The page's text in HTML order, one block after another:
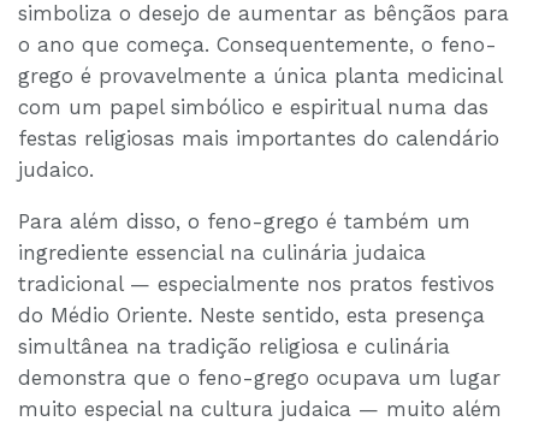
simboliza o desejo de aumentar as bênçãos para
o ano que começa. Consequentemente, o feno-
grego é provavelmente a única planta medicinal
com um papel simbólico e espiritual numa das
festas religiosas mais importantes do calendário
judaico.
Para além disso, o feno-grego é também um
ingrediente essencial na culinária judaica
tradicional — especialmente nos pratos festivos
do Médio Oriente. Neste sentido, esta presença
simultânea na tradição religiosa e culinária
demonstra que o feno-grego ocupava um lugar
muito especial na cultura judaica — muito além